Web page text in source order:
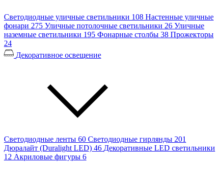
Светодиодные уличные светильники 108 Настенные уличные
фонари 275 Уличные потолочные светильники 26 Уличные
наземные светильники 195 Фонарные столбы 38 Прожекторы
24
Декоративное освещение
Светодиодные ленты 60 Светодиодные гирлянды 201
Дюралайт (Duralight LED) 46 Декоративные LED светильники
12 Акриловые фигуры 6